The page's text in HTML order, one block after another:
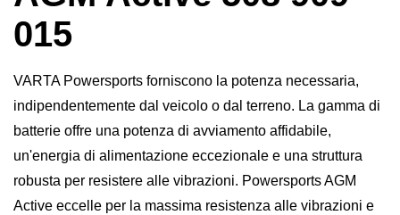
015
VARTA Powersports forniscono la potenza necessaria,
indipendentemente dal veicolo o dal terreno. La gamma di
batterie offre una potenza di avviamento affidabile,
un'energia di alimentazione eccezionale e una struttura
robusta per resistere alle vibrazioni. Powersports AGM
Active eccelle per la massima resistenza alle vibrazioni e